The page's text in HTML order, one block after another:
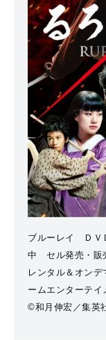
ブルーレイ ＤＶ
中 セル発売・販
レンタル＆オン
ームエンターテイ
©和月伸宏／集英